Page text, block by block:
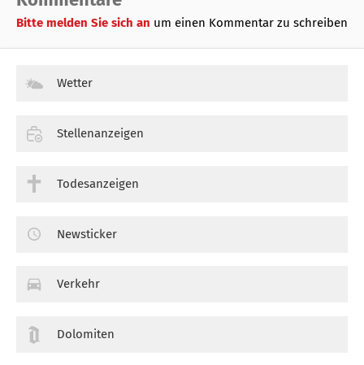
Bitte melden Sie sich an um einen Kommentar zu schreiben
Wetter
Stellenanzeigen
Todesanzeigen
Newsticker
Verkehr
Dolomiten